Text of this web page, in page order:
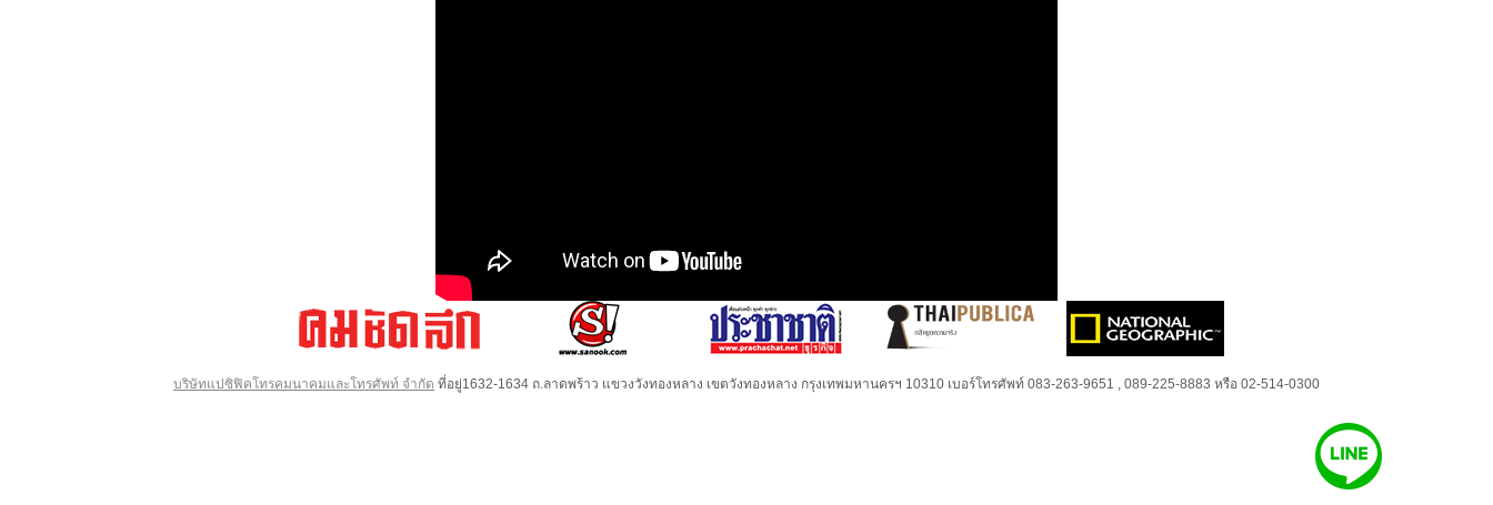
บริษัทแปซิฟิคโทรคมนาคมและโทรศัพท์ จำกัด ที่อยู่1632-1634 ถ.ลาดพร้าว แขวงวังทองหลาง เขตวังทองหลาง กรุงเทพมหานครฯ 10310 เบอร์โทรศัพท์ 083-263-9651 , 089-225-8883 หรือ 02-514-0300